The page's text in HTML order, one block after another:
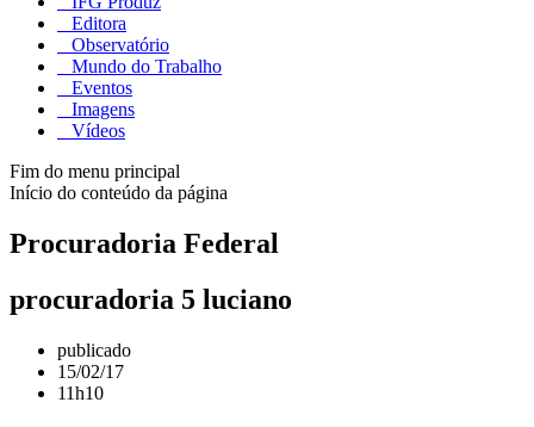
Editora
Observatório
Mundo do Trabalho
Eventos
Imagens
Vídeos
Fim do menu principal
Início do conteúdo da página
Procuradoria Federal
procuradoria 5 luciano
publicado
15/02/17
11h10